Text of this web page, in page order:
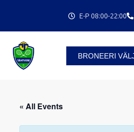
E-P 08:00-22:00
BRONEERI
« All Events